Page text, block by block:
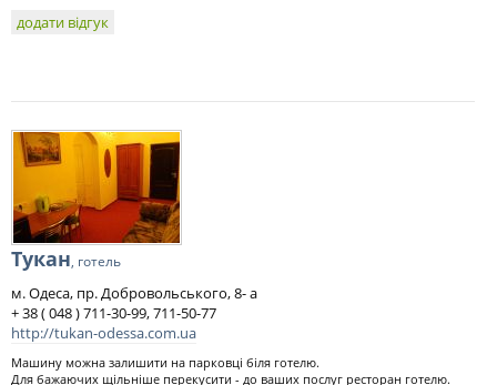
додати відгук
Тукан, готель
м. Одеса, пр. Добровольського, 8- а
+ 38 ( 048 ) 711-30-99, 711-50-77
http://tukan-odessa.com.ua
Машину можна залишити на парковці біля готелю.
Для бажаючих щільніше перекусити - до ваших послуг ресторан готелю.